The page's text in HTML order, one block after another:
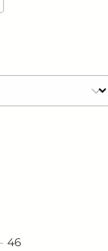
46